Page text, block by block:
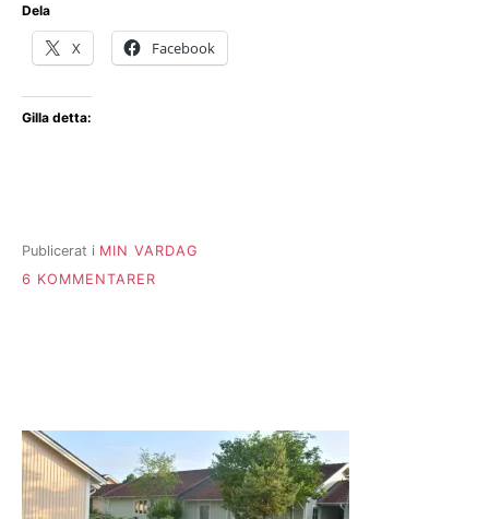
Dela
X Facebook
Gilla detta:
Publicerat i MIN VARDAG
6 KOMMENTARER